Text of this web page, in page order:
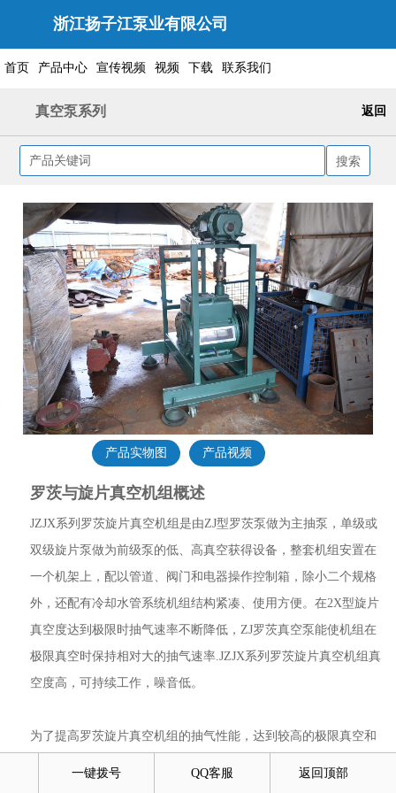
浙江扬子江泵业有限公司
首页 产品中心 宣传视频 视频 下载 联系我们
真空泵系列 返回
产品实物图 产品视频
罗茨与旋片真空机组概述
JZJX系列罗茨旋片真空机组是由ZJ型罗茨泵做为主抽泵，单级或
双级旋片泵做为前级泵的低、高真空获得设备，整套机组安置在
一个机架上，配以管道、阀门和电器操作控制箱，除小二个规格
外，还配有冷却水管系统机组结构紧凑、使用方便。在2X型旋片
真空度达到极限时抽气速率不断降低，ZJ罗茨真空泵能使机组在
极限真空时保持相对大的抽气速率.JZJX系列罗茨旋片真空机组真
空度高，可持续工作，噪音低。
为了提高罗茨旋片真空机组的抽气性能，达到较高的极限真空和
一键拨号 QQ客服 返回顶部